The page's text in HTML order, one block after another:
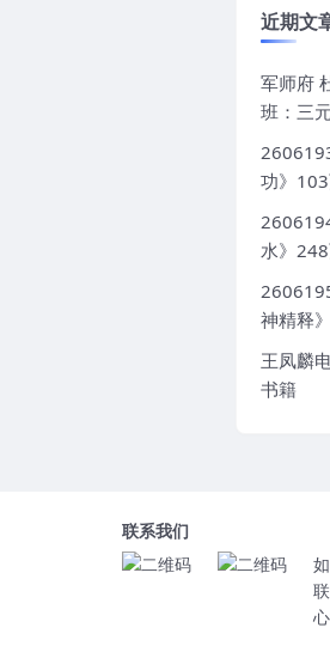
近期文
军师府
班：三
功》
水》
神精释
王凤麟
书籍
联系我们